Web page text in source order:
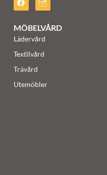
MÖBELVÅRD
Lädervård
Textilvård
Trävård
Utemöbler